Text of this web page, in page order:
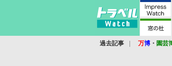
過去記事 万博 ・ 園芸